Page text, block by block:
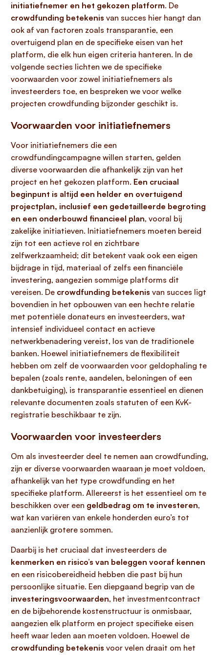
initiatiefnemer en het gekozen platform. De
crowdfunding betekenis van succes hier hangt dan
ook af van factoren zoals transparantie, een
overtuigend plan en de specifieke eisen van het
platform, die elk hun eigen criteria hanteren. In de
volgende secties lichten we de specifieke
voorwaarden voor zowel initiatiefnemers als
investeerders toe, en bespreken we voor welke
projecten crowdfunding bijzonder geschikt is.
Voorwaarden voor initiatiefnemers
Voor initiatiefnemers die een
crowdfundingcampagne willen starten, gelden
diverse voorwaarden die afhankelijk zijn van het
project en het gekozen platform. Een cruciaal
beginpunt is altijd een helder en overtuigend
projectplan, inclusief een gedetailleerde begroting
en een onderbouwd financieel plan, vooral bij
zakelijke initiatieven. Initiatiefnemers moeten bereid
zijn tot een actieve rol en zichtbare
zelfwerkzaamheid; dit betekent vaak ook een eigen
bijdrage in tijd, materiaal of zelfs een financiële
investering, aangezien sommige platforms dit
vereisen. De crowdfunding betekenis van succes ligt
bovendien in het opbouwen van een hechte relatie
met potentiële donateurs en investeerders, wat
intensief individueel contact en actieve
netwerkbenadering vereist, los van de traditionele
banken. Hoewel initiatiefnemers de flexibiliteit
hebben om zelf de voorwaarden voor geldophaling te
bepalen (zoals rente, aandelen, beloningen of een
dankbetuiging), is transparantie essentieel en dienen
relevante documenten zoals statuten of een KvK-
registratie beschikbaar te zijn.
Voorwaarden voor investeerders
Om als investeerder deel te nemen aan crowdfunding,
zijn er diverse voorwaarden waaraan je moet voldoen,
afhankelijk van het type crowdfunding en het
specifieke platform. Allereerst is het essentieel om te
beschikken over een geldbedrag om te investeren,
wat kan variëren van enkele honderden euro’s tot
aanzienlijk grotere sommen.
Daarbij is het cruciaal dat investeerders de
kenmerken en risico’s van beleggen vooraf kennen
en een risicobereidheid hebben die past bij hun
persoonlijke situatie. Een diepgaand begrip van de
investeringsvoorwaarden, het investmentcontract
en de bijbehorende kostenstructuur is onmisbaar,
aangezien elk platform en project specifieke eisen
heeft waar leden aan moeten voldoen. Hoewel de
crowdfunding betekenis voor velen draait om het